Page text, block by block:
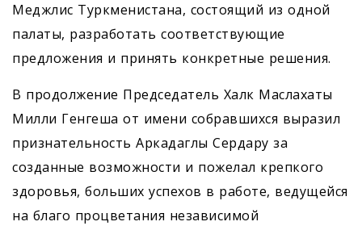
Меджлис Туркменистана, состоящий из одной
палаты, разработать соответствующие
предложения и принять конкретные решения.
В продолжение Председатель Халк Маслахаты
Милли Генгеша от имени собравшихся выразил
признательность Аркадаглы ­Сердару за
созданные возможности и пожелал крепкого
здоровья, больших успехов в работе, ведущейся
на благо процветания неза­висимой